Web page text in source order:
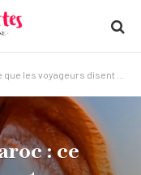
disent vraiment de nos circuits au Maroc
: ce